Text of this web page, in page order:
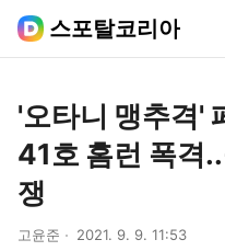
스포탈코리아
'오타니 맹추격'
41호 홈런 폭격
쟁
고윤준 2021. 9. 9. 11:53